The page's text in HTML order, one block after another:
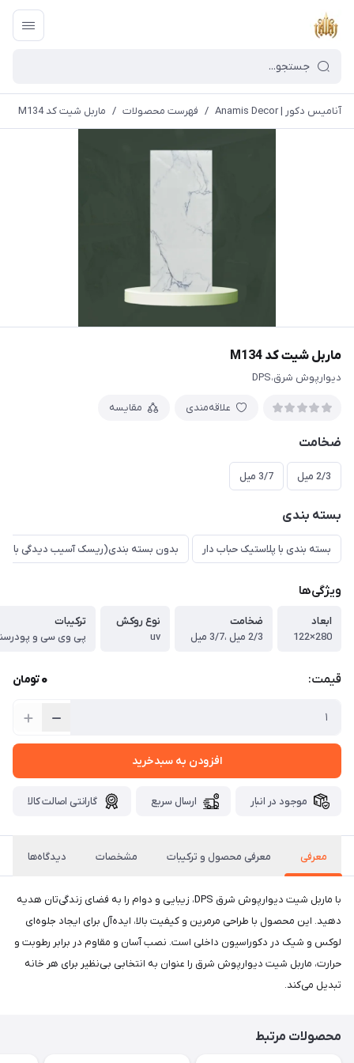
آنامیس دکور | Anamis Decor / فهرست محصولات / ماربل شیت کد M134
ماربل شیت کد M134
دیوارپوش شرق،DPS
علاقه‌مندی مقایسه
ضخامت
2/3 میل 3/7 میل
بسته بندی
بسته بندی با پلاستیک حباب دار بدون بسته بندی(ریسک آسیب دیدگی بالا)
ویژگی‌ها
ابعاد
280×122
ضخامت
2/3 میل ،3/7 میل
نوع روکش
uv
ترکیبات
پی وی سی و
قیمت: 0تومان
افزودن به سبدخرید
موجود در انبار ارسال سریع گارانتی اصالت کالا
معرفی معرفی محصول و ترکیبات مشخصات دیدگاه‌ها
با ماربل شیت دیوارپوش شرق DPS، زیبایی و دوام را به فضای زندگی‌تان هدیه
دهید. این محصول با طراحی مرمرین و کیفیت بالا، ایده‌آل برای ایجاد جلوه‌ای
لوکس و شیک در دکوراسیون داخلی است. نصب آسان و مقاوم در برابر رطوبت و
حرارت، ماربل شیت دیوارپوش شرق را عنوان به انتخابی بی‌نظیر برای هر خانه
تبدیل می‌کند.
محصولات مرتبط